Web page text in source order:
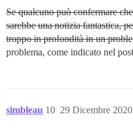
Se qualcuno può confermare
sarebbe una notizia fantastica,
troppo in profondità in un
problema, come indicato nel
simbleau 29 Dicembre
10